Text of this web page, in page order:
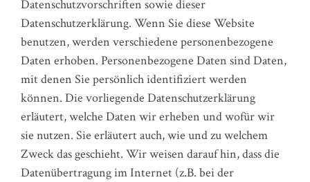
Datenschutzvorschriften sowie dieser
Datenschutzerklärung. Wenn Sie diese Website
benutzen, werden verschiedene personenbezogene
Daten erhoben. Personenbezogene Daten sind Daten,
mit denen Sie persönlich identifiziert werden
können. Die vorliegende Datenschutzerklärung
erläutert, welche Daten wir erheben und wofür wir
sie nutzen. Sie erläutert auch, wie und zu welchem
Zweck das geschieht. Wir weisen darauf hin, dass die
Datenübertragung im Internet (z.B. bei der